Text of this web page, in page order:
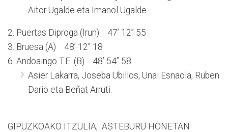
Aitor Ugalde eta Imanol Ugalde.
2. Puertas Diproga (Irun) 47’ 12” 55
3. Bruesa (A) 48’ 12” 18
6. Andoaingo T.E. (B) 48’ 54” 58
Asier Lakarra, Joseba Ubillos, Unai Esnaola, Ruben
Dario eta Beñat Arruti.
GIPUZKOAKO ITZULIA, ASTEBURU HONETAN